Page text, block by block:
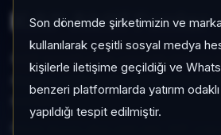
Son dönemde şirketimizin ve
kullanılarak çeşitli sosyal medya
kişilerle iletişime geçildiği ve
benzeri platformlarda yatırım
yapıldığı tespit edilmiştir.
KAP Aktif Fonlar
KAP temelli takip yapmak isteyen
duyuru yoğunluğu yüksek fonlar